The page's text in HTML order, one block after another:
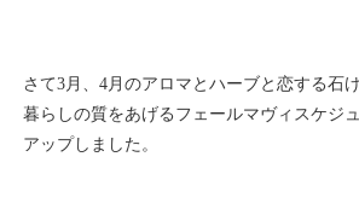
さて3月、4月のアロマとハーブと恋する石
暮らしの質をあげるフェールマヴィスケジ
アップしました。